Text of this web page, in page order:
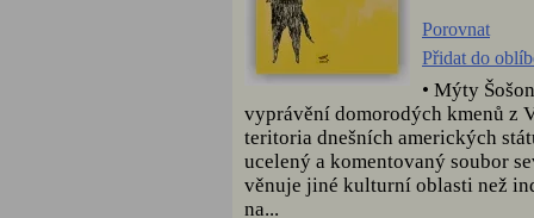
Porovnat
Přidat do
• Mýty
vyprávění domorodých kmenů z
teritoria dnešních amerických
ucelený a komentovaný soubor
věnuje jiné kulturní oblasti než
na...